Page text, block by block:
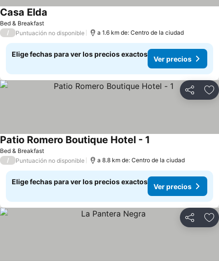
Bed & Breakfast
Casa Elda
/ Puntuación no disponible a 1.6 km de: Centro de la ciudad
Elige fechas para ver los precios exactos
Ver precios
Compartir
Bed & Breakfast
Patio Romero Boutique Hotel - 1
/ Puntuación no disponible a 8.8 km de: Centro de la ciudad
Elige fechas para ver los precios exactos
Ver precios
Compartir